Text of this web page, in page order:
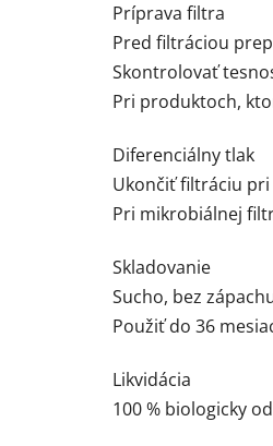
Príprava filtra
Pred filtráciou
Skontrolovať
Pri produktoch,
Diferenciálny tlak
Ukončiť filtráciu pri
Pri mikrobiálnej
Skladovanie
Sucho, bez
Použiť do 36
Likvidácia
100 % biologicky